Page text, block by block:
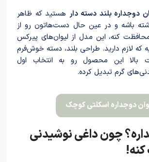
دوجداره بلند دسته دار هستید که ظاهر
باشه و در عین حال دست‌هاتون رو از
کنه، این مدل از لیوان‌های پیرکس
که لازم دارید. طراحی بلند، دسته‌ خوش‌فرم
این محصول رو به انتخاب اول
گرم تبدیل کرده.
دوجداره اسکلتی کوچک
چون داغی نوشیدنی
کنه!